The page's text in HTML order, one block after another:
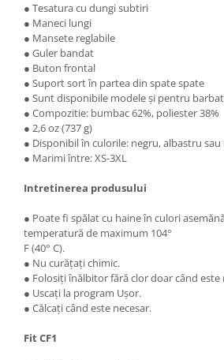
● Tesatura cu dungi subtiri
● Maneci lungi
● Mansete reglabile
● Guler bandat
● Buton frontal
● Suport sort în partea din spate spate
● Sunt disponibile modele și pentru
● Compozitie: bumbac 62%, poliester 38%
● 2,6 oz (737 g)
● Disponibil în culorile: negru, albastru
● Marimi între: XS-3XL
Intretinerea produsului
● Poate fi spălat cu haine în culori
temperatură de maximum 104°
F (40° C).
● Nu curățați chimic.
● Folosiți înălbitor fără clor doar când este
● Uscați la program Ușor.
● Călcați când este necesar.
Fit CF1